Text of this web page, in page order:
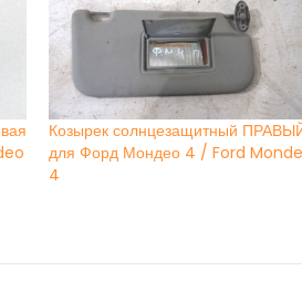
Козырек солнцезащитный
для Форд Мондео 4 / Ford
4